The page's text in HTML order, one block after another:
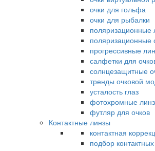
очки для гольфа
очки для рыбалки
поляризационные
поляризационные
прогрессивные
салфетки для
солнцезащитные
тренды очковой
усталость глаз
фотохромные
футляр для очков
Контактные линзы
контактная
подбор